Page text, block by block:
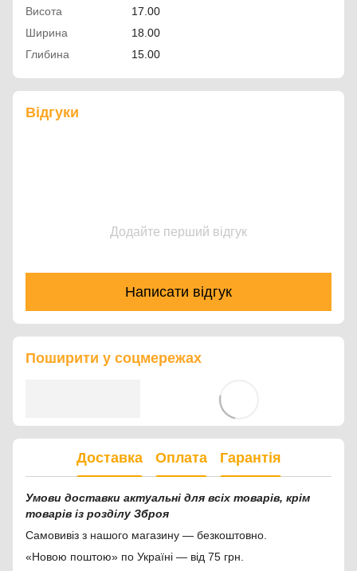
Висота
17.00
Ширина
18.00
Глибина
15.00
Відгуки
Додайте перший відгук
Написати відгук
Поширити у соцмережах
Доставка Оплата Гарантія
Умови доставки актуальні для всіх товарів, крім
товарів із розділу Зброя
Самовивіз з нашого магазину — безкоштовно.
«Новою поштою» по Україні — від 75 грн.